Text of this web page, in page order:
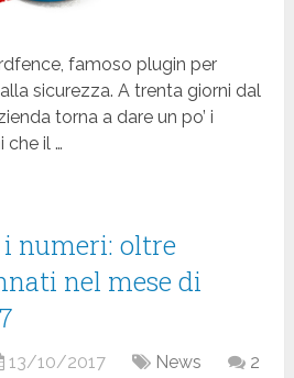
famoso plugin per
sicurezza. A trenta giorni dal
torna a dare un po’ i
che il …
numeri: oltre
nel mese di
13/10/2017 News
2